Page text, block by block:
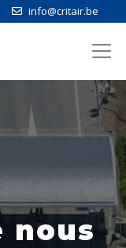
info@critair.be
nous